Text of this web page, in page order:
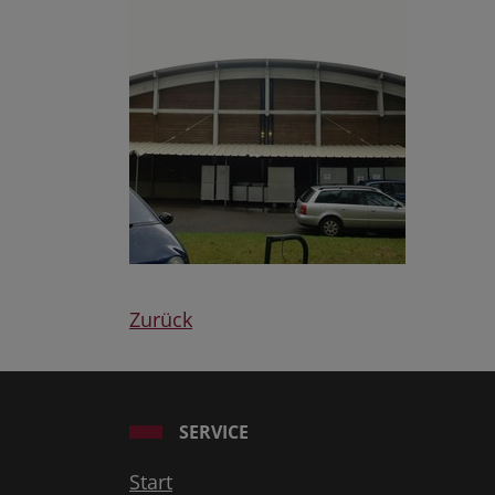
Zurück
SERVICE
Start